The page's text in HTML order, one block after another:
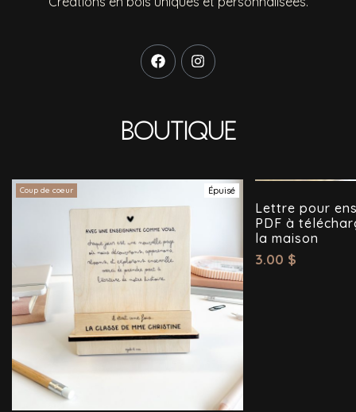
Boutique
Coup de coeur Épuisé
Lettre pour
PDF à
la maison
3.00 $